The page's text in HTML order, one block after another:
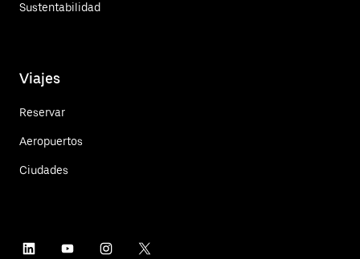
Sustentabilidad
Viajes
Reservar
Aeropuertos
Ciudades